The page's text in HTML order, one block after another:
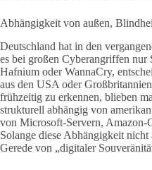
Abhängigkeit von außen,
Deutschland hat in den
es bei großen Cyberangriffen nur
Hafnium oder WannaCry,
aus den USA oder
frühzeitig zu erkennen, blieben
strukturell abhängig von
von Microsoft-Servern, Amazon-
Solange diese Abhängigkeit
Gerede von „digitaler